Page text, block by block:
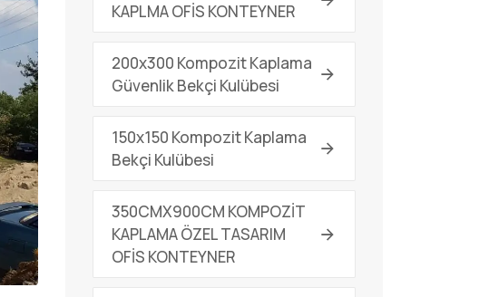
KAPLMA OFİS KONTEYNER
200x300 Kompozit Kaplama
Güvenlik Bekçi Kulübesi
150x150 Kompozit Kaplama
Bekçi Kulübesi
350CMX900CM KOMPOZİT
KAPLAMA ÖZEL TASARIM
OFİS KONTEYNER